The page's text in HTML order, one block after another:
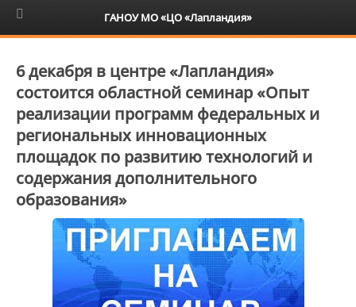
6+
6 декабря в центре «Лапландия»
состоится областной семинар «Опыт
реализации программ федеральных и
региональных инновационных
площадок по развитию технологий и
содержания дополнительного
образования»
ГАНОУ МО «ЦО «Лапландия»